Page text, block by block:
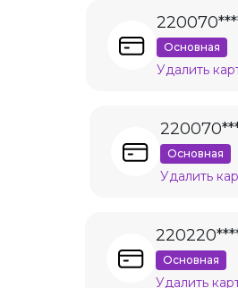
Основная
Удалить
Основная
Удалить
Основная
Удалить